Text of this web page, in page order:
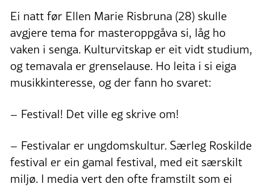
Ei natt før Ellen Marie Risbruna (28) skulle
avgjere tema for masteroppgåva si, låg ho
vaken i senga. Kulturvitskap er eit vidt studium,
og temavala er grenselause. Ho leita i si eiga
musikkinteresse, og der fann ho svaret:
– Festival! Det ville eg skrive om!
– Festivalar er ungdomskultur. Særleg Roskilde
festival er ein gamal festival, med eit særskilt
miljø. I media vert den ofte framstilt som ei